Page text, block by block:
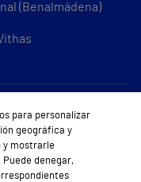
(Benalmádena)
para personalizar
geográfica y
y mostrarle
denegar,